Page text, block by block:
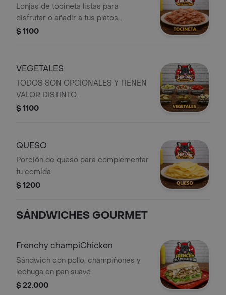
Lonjas de tocineta listas para
disfrutar o añadir a tus platos
favoritos.
$ 1100
VEGETALES
TODOS SON OPCIONALES Y TIENEN
VALOR DISTINTO.
$ 1100
QUESO
Porción de queso para complementar
tu comida.
$ 1200
SÁNDWICHES GOURMET
Frenchy champiChicken
Sándwich con pollo, champiñones y
lechuga en pan suave.
$ 22.000